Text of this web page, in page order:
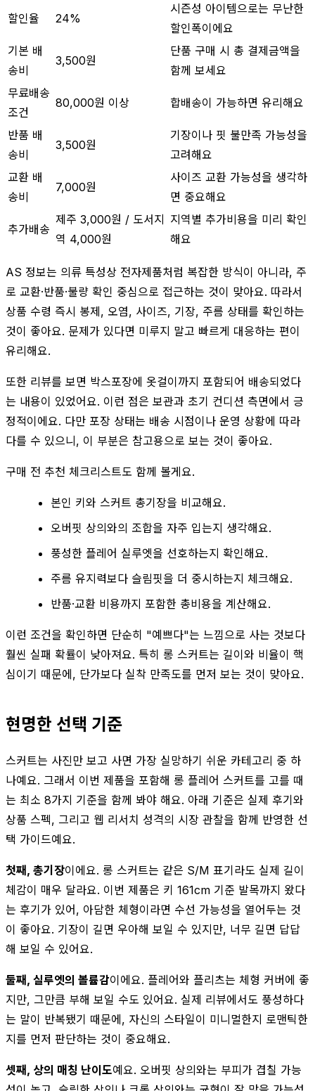
할인율 24%
시즌성 아이템으로는 무난한
할인폭이에요
기본 배
송비
3,500원
단품 구매 시 총 결제금액을
함께 보세요
무료배송
조건
80,000원 이상 합배송이 가능하면 유리해요
반품 배
송비
3,500원
기장이나 핏 불만족 가능성을
고려해요
교환 배
송비
7,000원
사이즈 교환 가능성을 생각하
면 중요해요
추가배송
제주 3,000원 / 도서지
역 4,000원
지역별 추가비용을 미리 확인
해요
AS 정보는 의류 특성상 전자제품처럼 복잡한 방식이 아니라, 주
로 교환·반품·불량 확인 중심으로 접근하는 것이 맞아요. 따라서
상품 수령 즉시 봉제, 오염, 사이즈, 기장, 주름 상태를 확인하는
것이 좋아요. 문제가 있다면 미루지 말고 빠르게 대응하는 편이
유리해요.
또한 리뷰를 보면 박스포장에 옷걸이까지 포함되어 배송되었다
는 내용이 있었어요. 이런 점은 보관과 초기 컨디션 측면에서 긍
정적이에요. 다만 포장 상태는 배송 시점이나 운영 상황에 따라
다를 수 있으니, 이 부분은 참고용으로 보는 것이 좋아요.
구매 전 추천 체크리스트도 함께 볼게요.
본인 키와 스커트 총기장을 비교해요.
오버핏 상의와의 조합을 자주 입는지 생각해요.
풍성한 플레어 실루엣을 선호하는지 확인해요.
주름 유지력보다 슬림핏을 더 중시하는지 체크해요.
반품·교환 비용까지 포함한 총비용을 계산해요.
이런 조건을 확인하면 단순히 "예쁘다"는 느낌으로 사는 것보다
훨씬 실패 확률이 낮아져요. 특히 롱 스커트는 길이와 비율이 핵
심이기 때문에, 단가보다 실착 만족도를 먼저 보는 것이 맞아요.
현명한 선택 기준
스커트는 사진만 보고 사면 가장 실망하기 쉬운 카테고리 중 하
나예요. 그래서 이번 제품을 포함해 롱 플레어 스커트를 고를 때
는 최소 8가지 기준을 함께 봐야 해요. 아래 기준은 실제 후기와
상품 스펙, 그리고 웹 리서치 성격의 시장 관찰을 함께 반영한 선
택 가이드예요.
첫째, 총기장이에요. 롱 스커트는 같은 S/M 표기라도 실제 길이
체감이 매우 달라요. 이번 제품은 키 161cm 기준 발목까지 왔다
는 후기가 있어, 아담한 체형이라면 수선 가능성을 열어두는 것
이 좋아요. 기장이 길면 우아해 보일 수 있지만, 너무 길면 답답
해 보일 수 있어요.
둘째, 실루엣의 볼륨감이에요. 플레어와 플리츠는 체형 커버에 좋
지만, 그만큼 부해 보일 수도 있어요. 실제 리뷰에서도 풍성하다
는 말이 반복됐기 때문에, 자신의 스타일이 미니멀한지 로맨틱한
지를 먼저 판단하는 것이 중요해요.
셋째, 상의 매칭 난이도예요. 오버핏 상의와는 부피가 겹칠 가능